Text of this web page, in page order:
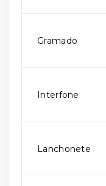
Gramado
Interfone
Lanchonete